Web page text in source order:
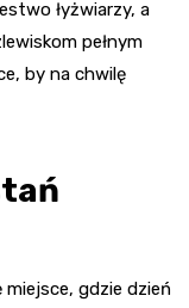
łyżwiarzy, a
pełnym
by na chwilę
miejsce, gdzie dzień